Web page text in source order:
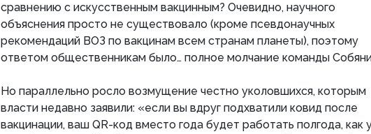
сравнению с искусственным вакцинным? Очевидно, научного
объяснения просто не существовало (кроме псевдонаучных
рекомендаций ВОЗ по вакцинам всем странам планеты), поэтому
ответом общественникам было… полное молчание команды
Но параллельно росло возмущение честно уколовшихся, которым
власти недавно заявили: «если вы вдруг подхватили ковид после
вакцинации, ваш QR-код вместо года будет работать полгода, как